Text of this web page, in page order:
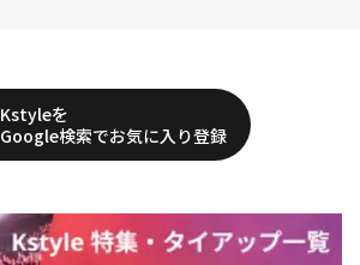
Kstyleを
Google検索でお気に入り登録